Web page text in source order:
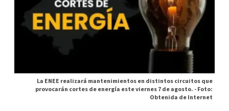
La ENEE realizará mantenimientos en distintos circuitos que
provocarán cortes de energía este viernes 7 de agosto. -Foto:
Obtenida de Internet